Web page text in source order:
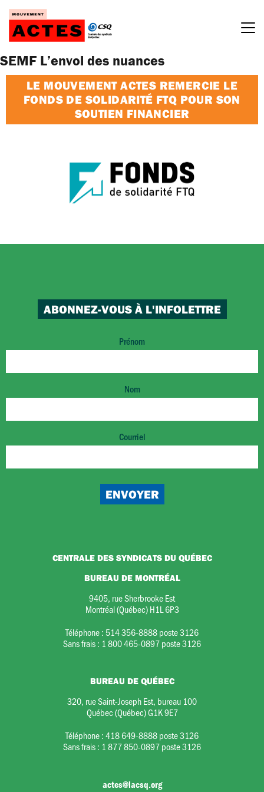
Passer
contenu
SEMF L’envol des nuances
LE MOUVEMENT ACTES REMERCIE LE
FONDS DE SOLIDARITÉ FTQ POUR SON
SOUTIEN FINANCIER
ABONNEZ-VOUS À L'INFOLETTRE
Prénom
Nom
Courriel
CENTRALE DES SYNDICATS DU QUÉBEC
BUREAU DE MONTRÉAL
9405, rue Sherbrooke Est
Montréal (Québec) H1L 6P3
Téléphone : 514 356-8888 poste 3126
Sans frais : 1 800 465-0897 poste 3126
BUREAU DE QUÉBEC
320, rue Saint-Joseph Est, bureau 100
Québec (Québec) G1K 9E7
Téléphone :418 649-8888 poste 3126
Sans frais : 1 877 850-0897 poste 3126
actes@lacsq.org